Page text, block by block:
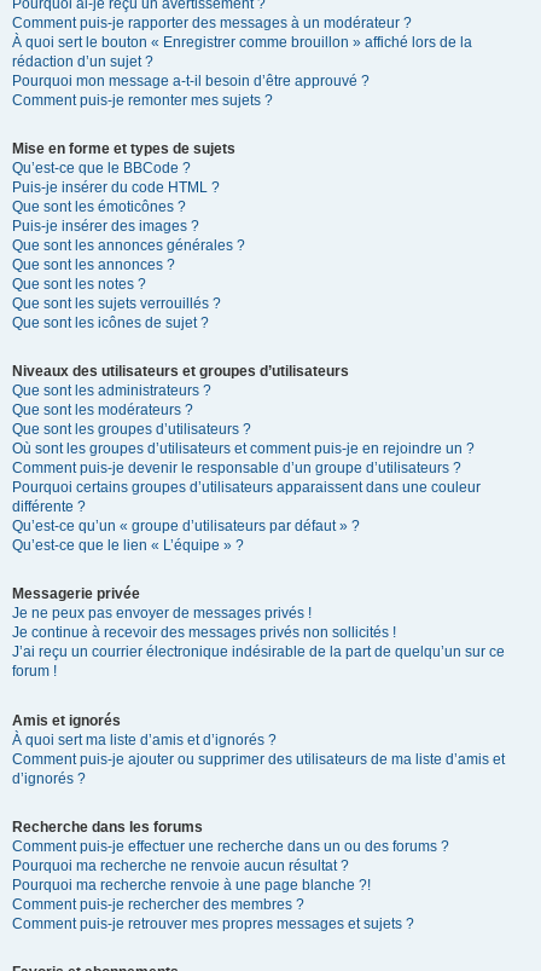
Pourquoi ai-je reçu un avertissement ?
Comment puis-je rapporter des messages à un modérateur ?
À quoi sert le bouton « Enregistrer comme brouillon » affiché lors de la
rédaction d’un sujet ?
Pourquoi mon message a-t-il besoin d’être approuvé ?
Comment puis-je remonter mes sujets ?
Mise en forme et types de sujets
Qu’est-ce que le BBCode ?
Puis-je insérer du code HTML ?
Que sont les émoticônes ?
Puis-je insérer des images ?
Que sont les annonces générales ?
Que sont les annonces ?
Que sont les notes ?
Que sont les sujets verrouillés ?
Que sont les icônes de sujet ?
Niveaux des utilisateurs et groupes d’utilisateurs
Que sont les administrateurs ?
Que sont les modérateurs ?
Que sont les groupes d’utilisateurs ?
Où sont les groupes d’utilisateurs et comment puis-je en rejoindre un ?
Comment puis-je devenir le responsable d’un groupe d’utilisateurs ?
Pourquoi certains groupes d’utilisateurs apparaissent dans une couleur
différente ?
Qu’est-ce qu’un « groupe d’utilisateurs par défaut » ?
Qu’est-ce que le lien « L’équipe » ?
Messagerie privée
Je ne peux pas envoyer de messages privés !
Je continue à recevoir des messages privés non sollicités !
J’ai reçu un courrier électronique indésirable de la part de quelqu’un sur ce
forum !
Amis et ignorés
À quoi sert ma liste d’amis et d’ignorés ?
Comment puis-je ajouter ou supprimer des utilisateurs de ma liste d’amis et
d’ignorés ?
Recherche dans les forums
Comment puis-je effectuer une recherche dans un ou des forums ?
Pourquoi ma recherche ne renvoie aucun résultat ?
Pourquoi ma recherche renvoie à une page blanche ?!
Comment puis-je rechercher des membres ?
Comment puis-je retrouver mes propres messages et sujets ?